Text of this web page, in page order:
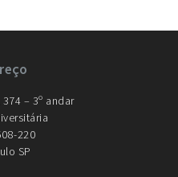
– 3º andar
220
SP